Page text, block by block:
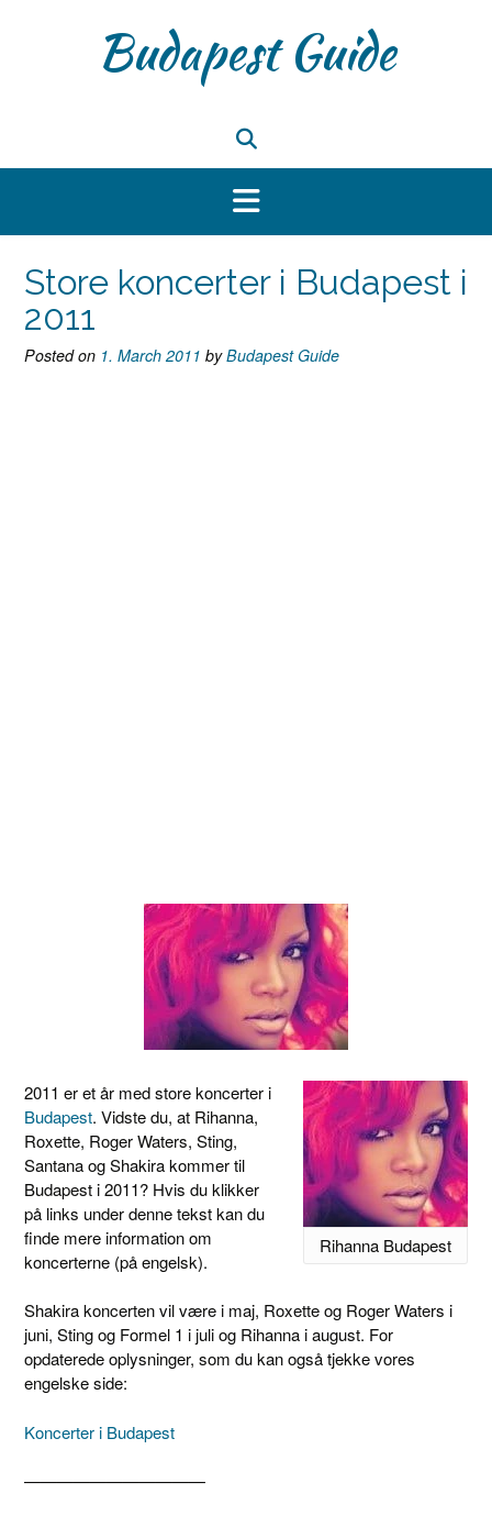
Budapest Guide
Store koncerter i Budapest i
2011
Posted on 1. March 2011 byBudapest Guide
Rihanna Budapest
2011 er et år med store koncerter i
Budapest. Vidste du, at Rihanna,
Roxette, Roger Waters, Sting,
Santana og Shakira kommer til
Budapest i 2011? Hvis du klikker
på links under denne tekst kan du
finde mere information om
koncerterne (på engelsk).
Shakira koncerten vil være i maj, Roxette og Roger Waters i
juni, Sting og Formel 1 i juli og Rihanna i august. For
opdaterede oplysninger, som du kan også tjekke vores
engelske side:
Koncerter i Budapest
———————————